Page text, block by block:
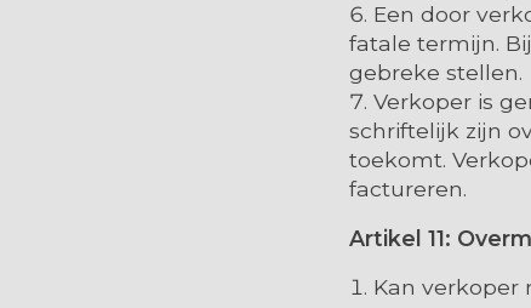
Een door
fatale termijn.
gebreke stellen.
Verkoper is
schriftelijk zijn
toekomt.
factureren.
Artikel 11:
Kan verkoper